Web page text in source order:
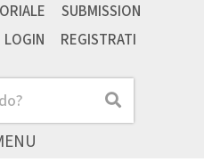
Cerca
SUBMISSION
LOGIN REGISTRATI